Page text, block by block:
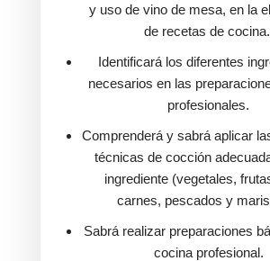
y uso de vino de mesa, en la
de recetas de cocina.
Identificará los diferentes
necesarios en las
profesionales.
Comprenderá y sabrá aplicar
técnicas de cocción
ingrediente (vegetales,
carnes, pescados y
Sabrá realizar preparaciones
cocina profesional.